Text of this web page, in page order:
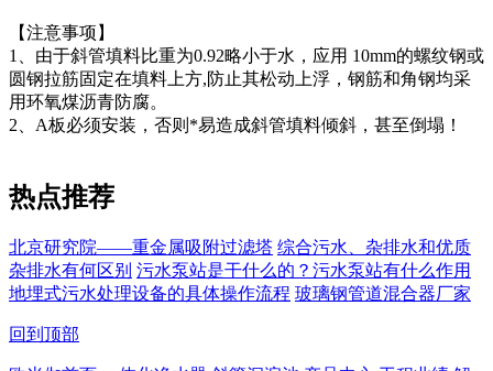
【注意事项】
1、由于斜管填料比重为0.92略小于水，应用 10mm的螺纹钢或
圆钢拉筋固定在填料上方,防止其松动上浮，钢筋和角钢均采
用环氧煤沥青防腐。
2、A板必须安装，否则*易造成斜管填料倾斜，甚至倒塌！
热点推荐
北京研究院——重金属吸附过滤塔 综合污水、杂排水和优质
杂排水有何区别 污水泵站是干什么的？污水泵站有什么作用
地埋式污水处理设备的具体操作流程 玻璃钢管道混合器厂家
回到顶部